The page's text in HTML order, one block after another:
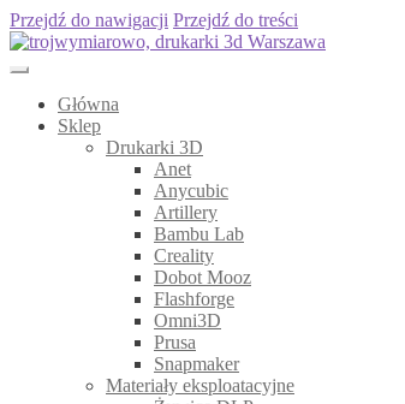
Przejdź do nawigacji Przejdź do treści
Główna
Sklep
Drukarki 3D
Anet
Anycubic
Artillery
Bambu Lab
Creality
Dobot Mooz
Flashforge
Omni3D
Prusa
Snapmaker
Materiały eksploatacyjne